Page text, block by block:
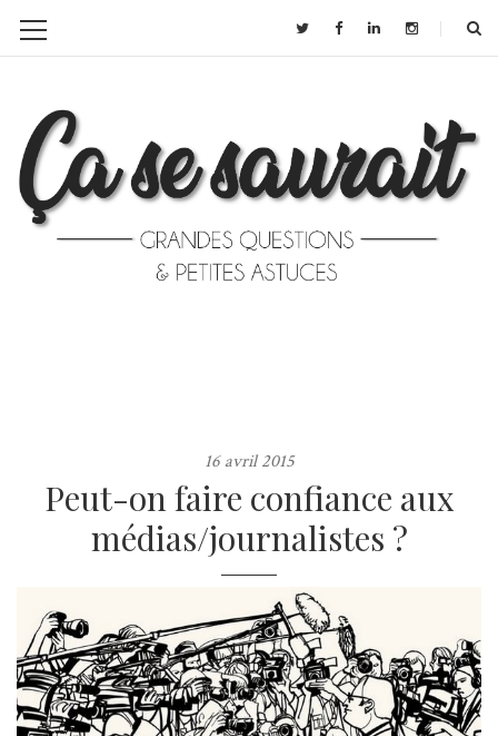
16 avril 2015
Peut-on faire confiance aux
médias/journalistes ?